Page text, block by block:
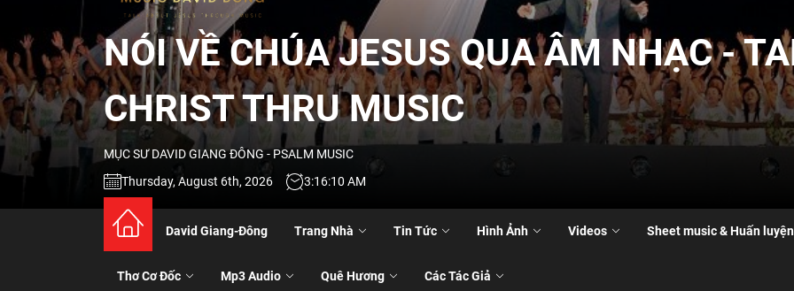
CHÚA
JESUS
QUA
ÂM
NHẠC
NÓI VỀ CHÚA JESUS QUA ÂM NHẠC -
CHRIST THRU MUSIC
MỤC SƯ DAVID GIANG ĐÔNG - PSALM MUSIC
Thursday, August 6th, 2026
3:16:11 AM
David Giang-Đông Trang Nhà Tin Tức Hình Ảnh Videos Sheet music & Huấn luyện
Thơ Cơ Đốc Mp3 Audio Quê Hương Các Tác Giả